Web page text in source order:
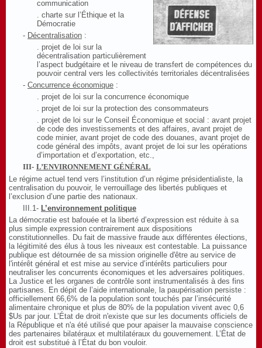
communication
. charte sur l’Éthique et la
Démocratie
- Décentralisation :
. projet de loi sur la
décentralisation particulièrement
l’aspect budgétaire et le niveau de transfert de compétences du
pouvoir central vers les collectivités territoriales décentralisées
- Concurrence économique :
. projet de loi sur la concurrence économique
. projet de loi sur la protection des consommateurs
. projet de loi sur le Conseil Économique et social : avant projet
de code des investissements et des affaires, avant projet de
code minier, avant projet de code des douanes, avant projet de
code général des impôts, avant projet de loi sur les opérations
d’importation et d’exportation, etc.,
III- L’ENVIRONNEMENT GÉNÉRAL
Le régime actuel tend vers l’institution d’un régime présidentialiste, la
centralisation du pouvoir, le verrouillage des libertés publiques et
l’exclusion d’une partie des nationaux.
III.1- L’environnement politique
La démocratie est bafouée et la liberté d’expression est réduite à sa
plus simple expression contrairement aux dispositions
constitutionnelles. Du fait de massive fraude aux différentes élections,
la légitimité des élus à tous les niveaux est contestable. La puissance
publique est détournée de sa mission originelle d'être au service de
l'intérêt général et est mise au service d’intérêts particuliers pour
neutraliser les concurrents économiques et les adversaires politiques.
La Justice et les organes de contrôle sont instrumentalisés à des fins
partisanes. En dépit de l’aide internationale, la paupérisation persiste :
officiellement 66,6% de la population sont touchés par l’insécurité
alimentaire chronique et plus de 80% de la population vivent avec 0,6
$Us par jour. L’État de droit n'existe que sur les documents officiels de
la République et n'a été utilisé que pour apaiser la mauvaise conscience
des partenaires bilatéraux et multilatéraux du gouvernement. L’État de
droit est substitué à l’État du bon vouloir.